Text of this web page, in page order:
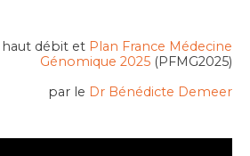
haut débit et Plan France Médecine
Génomique 2025 (PFMG2025)
par le Dr Bénédicte Demeer